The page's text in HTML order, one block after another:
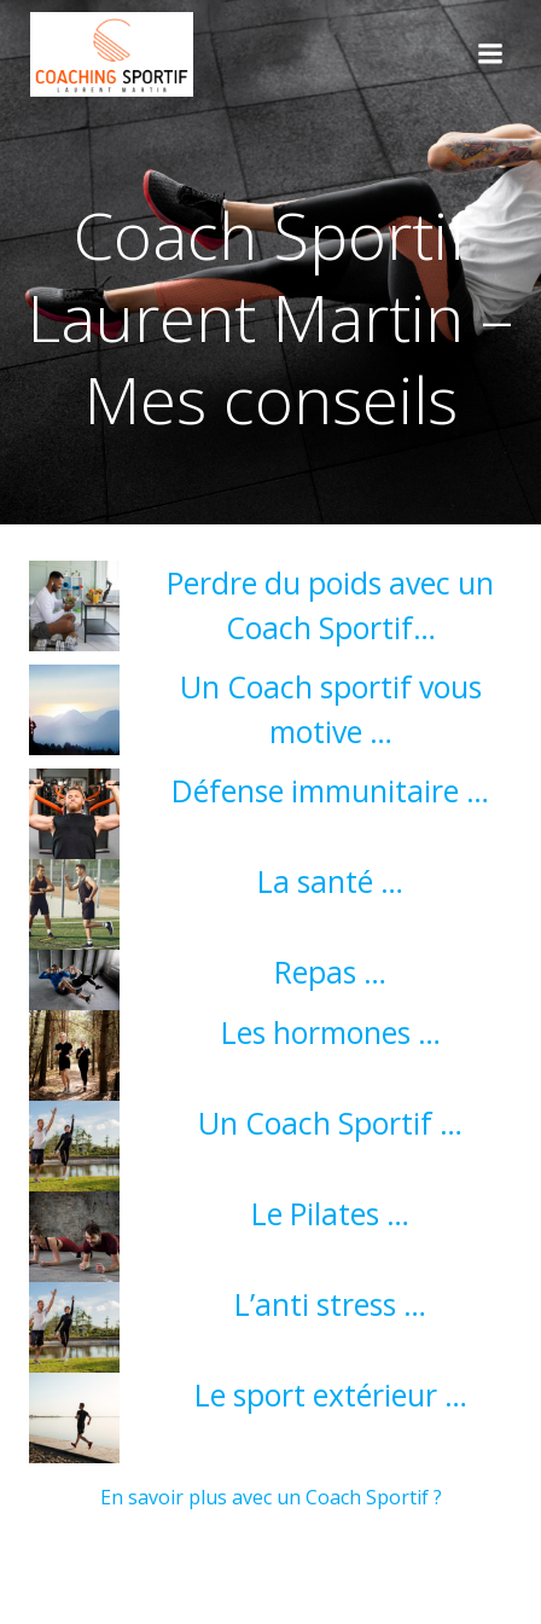
Aller
au
contenu
Coach Sportif
Laurent Martin –
Mes conseils
Perdre du poids avec un
Coach Sportif…
Un Coach sportif vous
motive …
Défense immunitaire …
La santé …
Repas …
Les hormones …
Un Coach Sportif …
Le Pilates …
L’anti stress …
Le sport extérieur …
En savoir plus avec un Coach Sportif ?